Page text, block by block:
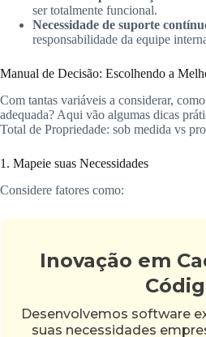
ser totalmente funcional.
Necessidade de suporte
responsabilidade da equipe
Manual de Decisão: Escolhendo a
Com tantas variáveis a considerar,
adequada? Aqui vão algumas dicas
Total de Propriedade: sob medida vs
1. Mapeie suas Necessidades
Considere fatores como:
Inovação em
Desenvolvemos software
suas necessidades